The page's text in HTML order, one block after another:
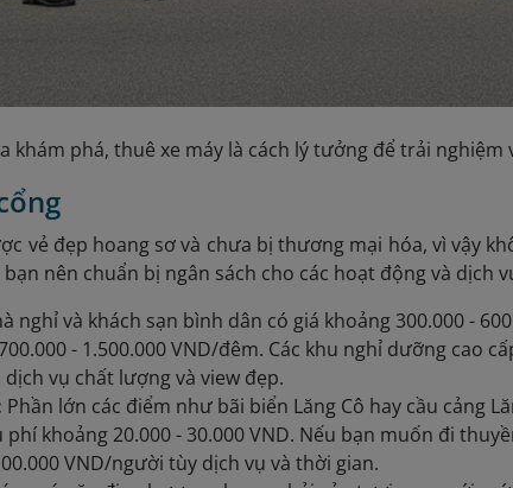
khám phá, thuê xe máy là cách lý tưởng để trải nghiệm
vẻ đẹp hoang sơ và chưa bị thương mại hóa, vì vậy
nên chuẩn bị ngân sách cho các hoạt động và dịch
nghỉ và khách sạn bình dân có giá khoảng 300.000 -
- 1.500.000 VND/đêm. Các khu nghỉ dưỡng cao
vụ chất lượng và view đẹp.
Phần lớn các điểm như bãi biển Lăng Cô hay cầu cảng
khoảng 20.000 - 30.000 VND. Nếu bạn muốn đi
VND/người tùy dịch vụ và thời gian.